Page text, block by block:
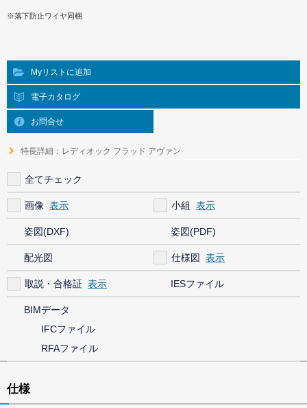
※落下防止ワイヤ同梱
Myリストに追加
電子カタログ
お問合せ
特長詳細：レディオック フラッド アヴァン
全てチェック
画像 小組
姿図(DXF) 姿図(PDF)
配光図 仕様図
取説・合格証 IESファイル
BIMデータ
IFCファイル
RFAファイル
仕様